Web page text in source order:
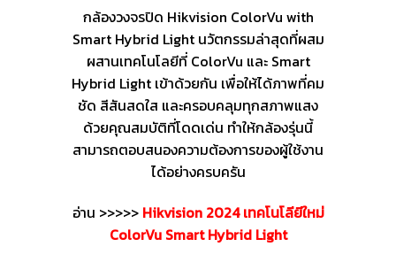
กล้องวงจรปิด Hikvision ColorVu with
Smart Hybrid Light นวัตกรรมล่าสุดที่ผสม
ผสานเทคโนโลยีที่ ColorVu และ Smart
Hybrid Light เข้าด้วยกัน เพื่อให้ได้ภาพที่คม
ชัด สีสันสดใส และครอบคลุมทุกสภาพแสง
ด้วยคุณสมบัติที่โดดเด่น ทำให้กล้องรุ่นนี้
สามารถตอบสนองความต้องการของผู้ใช้งาน
ได้อย่างครบครัน
อ่าน >>>>> Hikvision 2024 เทคโนโลียีใหม่
ColorVu Smart Hybrid Light